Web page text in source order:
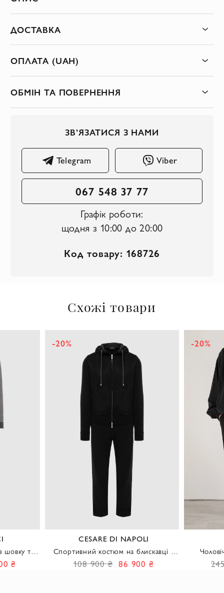
ДОСТАВКА
ОПЛАТА (UAH)
ОБМІН ТА ПОВЕРНЕННЯ
ЗВ’ЯЗАТИСЯ З НАМИ
Telegram Viber
067 548 37 77
Графік роботи:
щодня з 10:00 до 20:00
Код товару: 168726
Схожі товари
шовку та
₴
CESARE DI NAPOLI
Спортивний костюм на блискавці з
вовни, віскози та кашеміру
-20%
108 900 ₴ 86 900 ₴
-20%